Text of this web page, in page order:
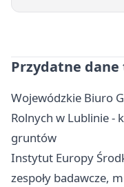
Przydatne
Wojewódzkie Biuro
Rolnych w Lublinie -
gruntów
Instytut Europy
zespoły badawcze,